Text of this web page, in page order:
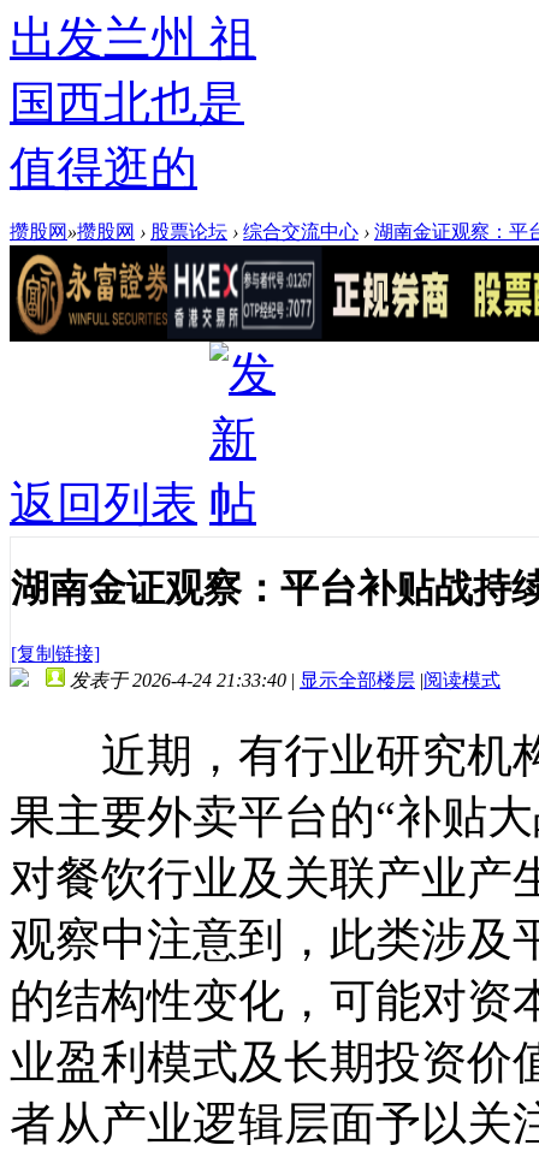
出发兰州 祖
国西北也是
值得逛的
攒股网 »攒股网 › 股票论坛 › 综合交流中心 › 湖南金证观察：平
返回列表
湖南金证观察：平台补贴战持
[复制链接]
发表于 2026-4-24 21:33:40 | 显示全部楼层 |阅读模式
近期，有行业研究机
果主要外卖平台的“补贴
对餐饮行业及关联产业产
观察中注意到，此类涉及
的结构性变化，可能对资
业盈利模式及长期投资价
者从产业逻辑层面予以关